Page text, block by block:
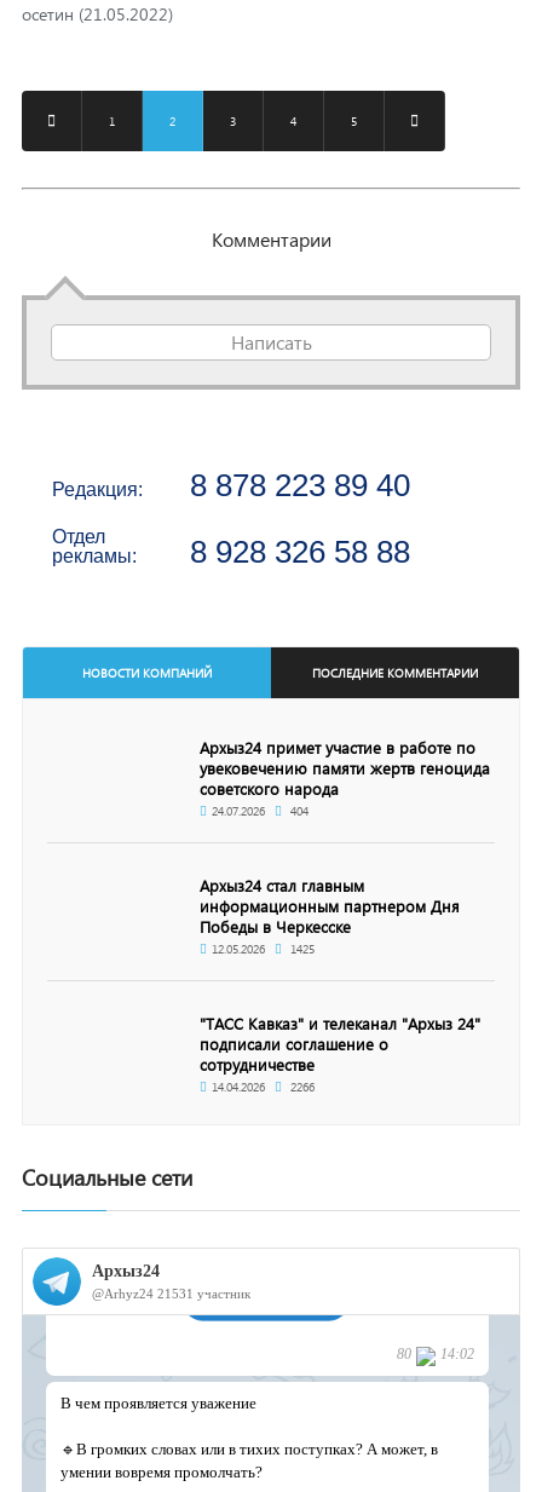
осетин (21.05.2022)
1 2 3 4 5
Комментарии
Написать
Редакция: 8 878 223 89 40
Отдел
рекламы:
8 928 326 58 88
НОВОСТИ КОМПАНИЙ ПОСЛЕДНИЕ КОММЕНТАРИИ
Архыз24 примет участие в работе по
увековечению памяти жертв геноцида
советского народа
24.07.2026 404
Архыз24 стал главным
информационным партнером Дня
Победы в Черкесске
12.05.2026 1425
"ТАСС Кавказ" и телеканал "Архыз 24"
подписали соглашение о
сотрудничестве
14.04.2026 2266
Социальные сети